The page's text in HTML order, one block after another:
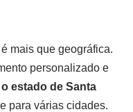
mais que geográfica.
personalizado e
estado de Santa
para várias cidades.